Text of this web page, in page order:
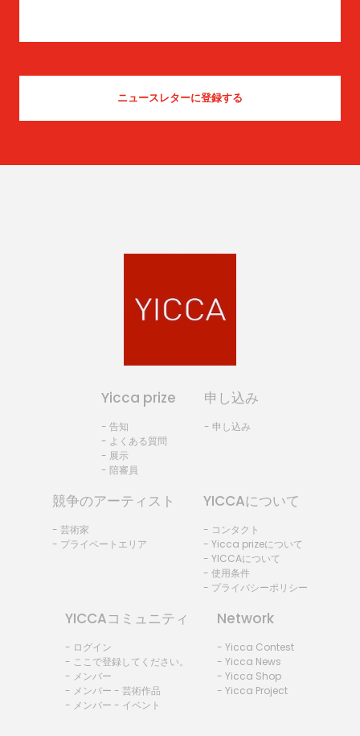
Yicca prize
- 告知
- よくある質問
- 展示
- 陪審員
申し込み
- 申し込み
競争のアーティスト
- 芸術家
- プライベートエリア
YICCAについて
- コンタクト
- Yicca prizeについて
- YICCAについて
- 使用条件
- プライバシーポリシー
YICCAコミュニティ
- ログイン
- ここで登録してください。
- メンバー
- メンバー - 芸術作品
- メンバー - イベント
Network
- Yicca Contest
- Yicca News
- Yicca Shop
- Yicca Project